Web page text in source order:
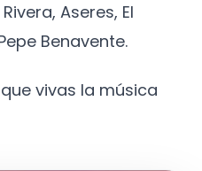
Aseres, El
Benavente.
vivas la música